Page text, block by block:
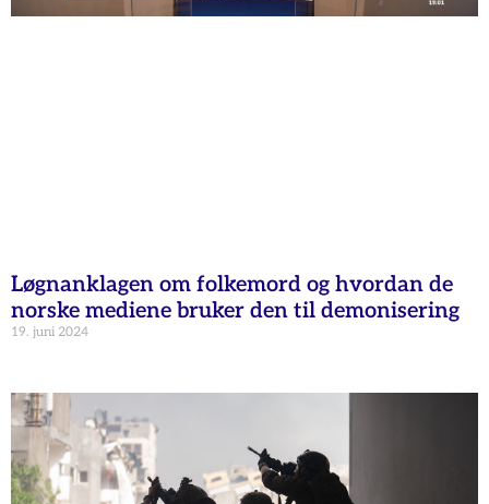
Løgnanklagen om folkemord og hvordan de
norske mediene bruker den til demonisering
19. juni 2024